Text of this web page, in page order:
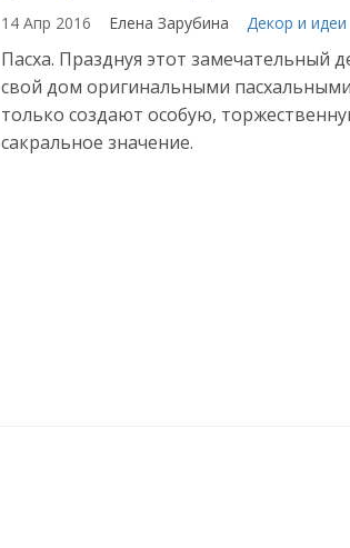
14 Апр 2016 Елена Зарубина Декор и идеи
Пасха. Празднуя этот замечательный
свой дом оригинальными
только создают особую,
сакральное значение.